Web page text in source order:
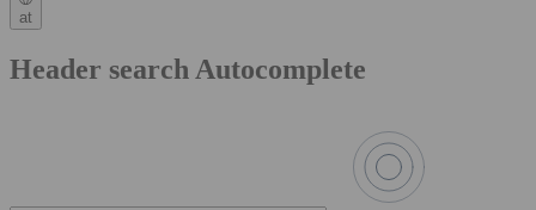
at
Header search Autocomplete